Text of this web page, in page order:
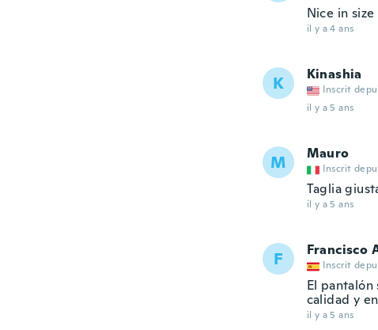
Nice in size
il y a 4 ans
K Kinashia
Inscrit
il y a 5 ans
M Mauro
Inscrit
Taglia
il y a 5 ans
F Francisco
Inscrit
El
calidad y
il y a 5 ans